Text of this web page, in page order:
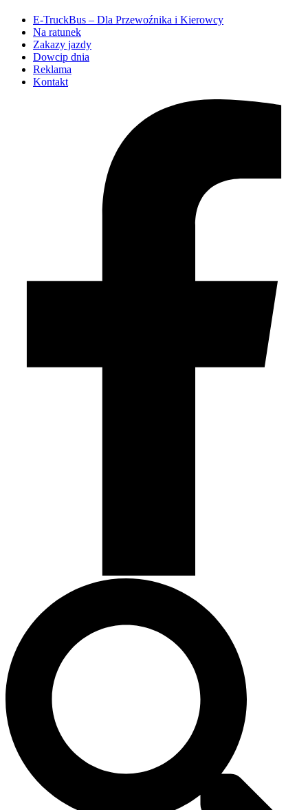
E-TruckBus – Dla Przewoźnika i Kierowcy
Na ratunek
Zakazy jazdy
Dowcip dnia
Reklama
Kontakt